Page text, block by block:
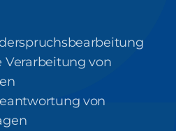
von
von